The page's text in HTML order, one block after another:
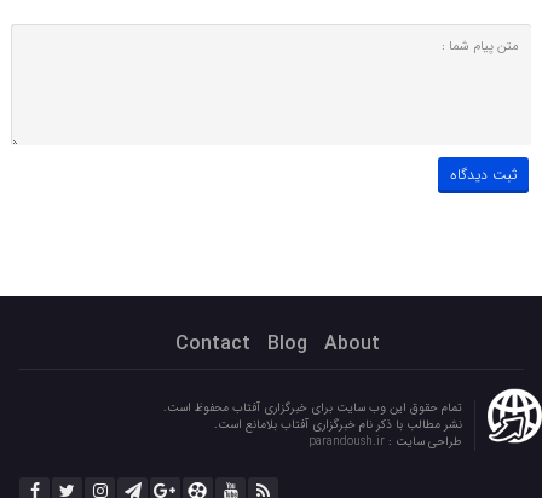
About
Blog
Contact
تمام حقوق این وب سایت برای خبرگزاری آفتاب محفوظ است.
نشر مطالب با ذکر نام خبرگزاری آفتاب بلامانع است.
طراحی سایت :